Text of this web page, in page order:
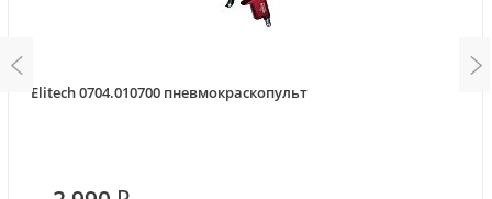
Elitech 0704.010700 пневмокраскопульт